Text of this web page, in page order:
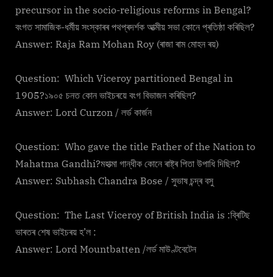
precursor in the socio-religious reforms in Bengal?
বংগত সামাজিক-ধৰ্মীয় সংস্কাৰৰ পথপ্ৰদৰ্শক আত্মীয় সভা কোনে প্ৰতিষ্ঠা কৰিছিল?
Answer: Raja Ram Mohan Roy (ৰাজা ৰাম মোহন ৰয়)
Question: Which Viceroy partitioned Bengal in
1905?১৯০৫ চনত কোন ভাইচৰয়ে বংগ বিভাজন কৰিছিল?
Answer: Lord Curzon / লৰ্ড কাৰ্জন
Question: Who gave the title Father of the Nation to
Mahatma Gandhi?মহাত্মা গান্ধীক কোনে ৰাষ্ট্ৰ পিতা উপাধি দিছিল?
Answer: Subhash Chandra Bose / সুভাষ চন্দ্ৰ বসু
Question: The Last Viceroy of British India is :ব্ৰিটিছ
ভাৰতৰ শেষ ভাইচৰয় হ’ল :
Answer: Lord Mountbatten /লৰ্ড মাউণ্টবেটেন